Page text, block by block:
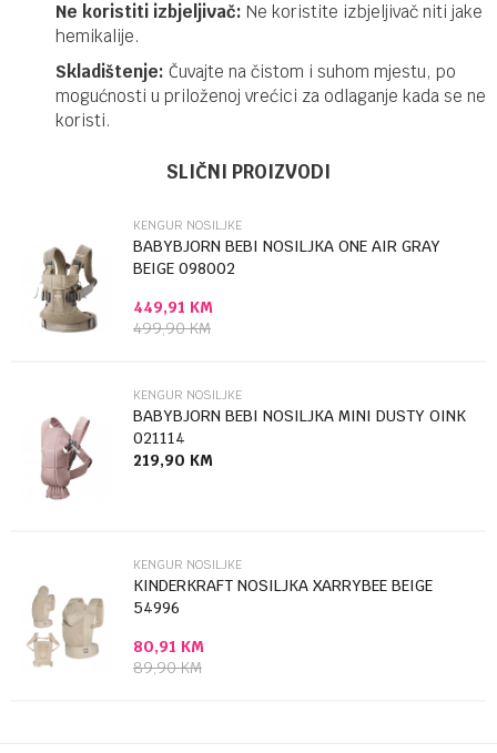
Ne koristiti izbjeljivač: Ne koristite izbjeljivač niti jake
hemikalije.
Skladištenje: Čuvajte na čistom i suhom mjestu, po
mogućnosti u priloženoj vrećici za odlaganje kada se ne
koristi.
Kengur nosiljke
Poruka
Anti-spam zaštita - izračunajte koliko je 9 - 4 :
SLIČNI PROIZVODI
KENGUR NOSILJKE
BABYBJORN BEBI NOSILJKA ONE AIR GRAY
BEIGE 098002
449,91 KM
499,90KM
KENGUR NOSILJKE
BABYBJORN BEBI NOSILJKA MINI DUSTY OINK
021114
219,90 KM
KENGUR NOSILJKE
KINDERKRAFT NOSILJKA XARRYBEE BEIGE
54996
80,91 KM
89,90KM